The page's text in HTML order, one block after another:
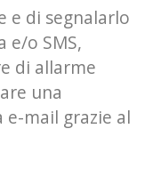
e di segnalarlo
e/o SMS,
di allarme
una
e-mail grazie al